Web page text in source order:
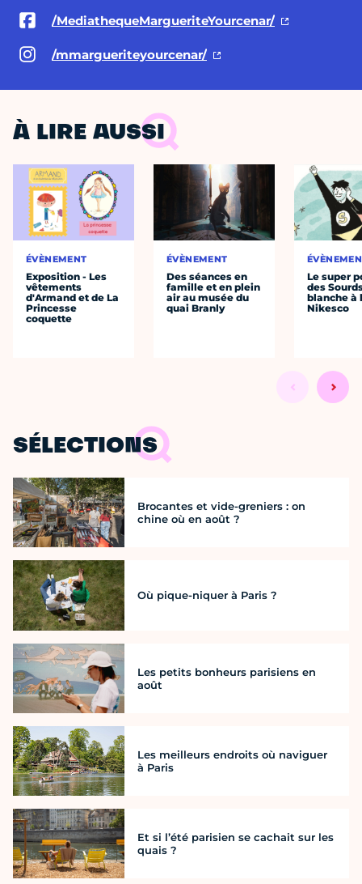
/MediathequeMargueriteYourcenar/
/mmargueriteyourcenar/
À LIRE AUSSI
ÉVÈNEMENT
Exposition - Les
vêtements
d'Armand et de La
Princesse
coquette
ÉVÈNEMENT
Des séances en
famille et en plein
air au musée du
quai Branly
Le super
des
blanche à
Nikesco
SÉLECTIONS
Brocantes et vide-greniers : on
chine où en août ?
Où pique-niquer à Paris ?
Les petits bonheurs parisiens en
août
Les meilleurs endroits où naviguer
à Paris
Et si l’été parisien se cachait sur les
quais ?